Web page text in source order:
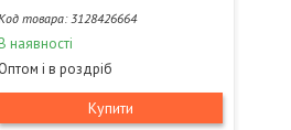
3128426664
наявності
Оптом і в роздріб
Купити